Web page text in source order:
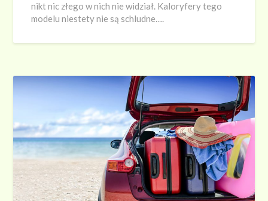
nikt nic złego w nich nie widział. Kaloryfery tego
modelu niestety nie są schludne….